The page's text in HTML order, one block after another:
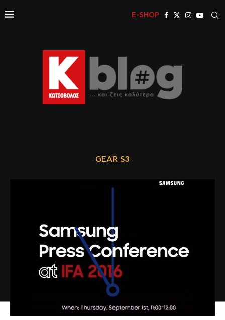
E-SHOP
GEAR S3